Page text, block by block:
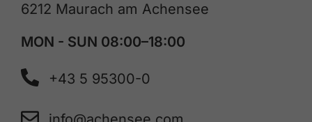
6212 Maurach am Achensee
MON - SUN 08:00–18:00
+43 5 95300-0